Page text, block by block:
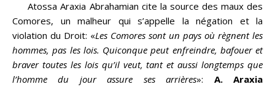
Atossa Araxia Abrahamian cite la source des maux des
Comores, un malheur qui s’appelle la négation et la
violation du Droit: «Les Comores sont un pays où règnent les
hommes, pas les lois. Quiconque peut enfreindre, bafouer et
braver toutes les lois qu’il veut, tant et aussi longtemps que
l’homme du jour assure ses arrières»: A. Araxia